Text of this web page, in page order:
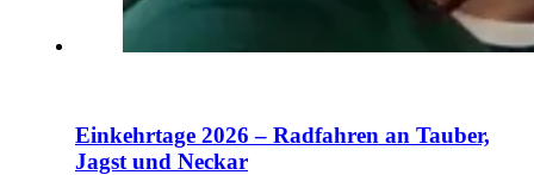
Einkehrtage 2026 – Radfahren an Tauber,
Jagst und Neckar